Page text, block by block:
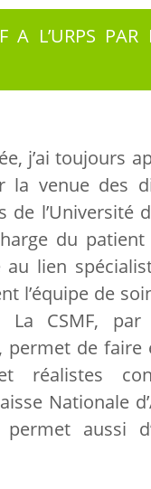
A L’URPS PAR
j’ai toujours
la venue des
l’Université
du patient
lien
l’équipe de
CSMF,
permet de
réalistes
Nationale
permet aussi